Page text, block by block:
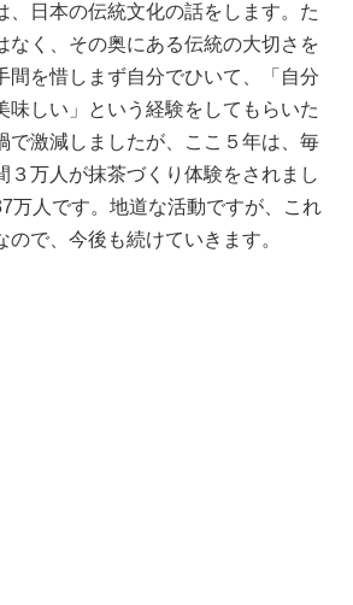
、日本の伝統文化の話をします。た
なく、その奥にある伝統の大切さを
間を惜しまず自分でひいて、「自分
味しい」という経験をしてもらいた
で激減しましたが、ここ５年は、毎
３万人が抹茶づくり体験をされまし
万人です。地道な活動ですが、これ
ので、今後も続けていきます。